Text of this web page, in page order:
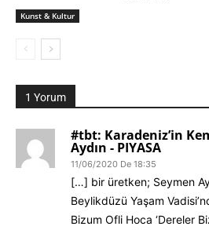
Kunst & Kultur
1 Yorum
#tbt: Karadeniz’in
Aydın - PIYASA
11/06/2020 De 18:35
[…] bir üretken; Seymen
Beylikdüzü Yaşam
Bizum Ofli Hoca ‘Dereler